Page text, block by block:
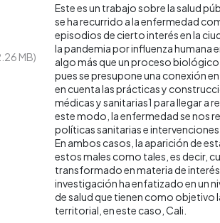
MB)
Este es un trabajo sobre la salud
se ha recurrido a la enfermedad
episodios de cierto interés en la
la pandemia por influenza humana
algo más que un proceso
pues se presupone una conexión
en cuenta las prácticas y
médicas y sanitarias1 para llegar a
este modo, la enfermedad se nos
políticas sanitarias e
En ambos casos, la aparición de
estos males como tales, es decir,
transformado en materia de
investigación ha enfatizado en un
de salud que tienen como objetivo
territorial, en este caso, Cali.